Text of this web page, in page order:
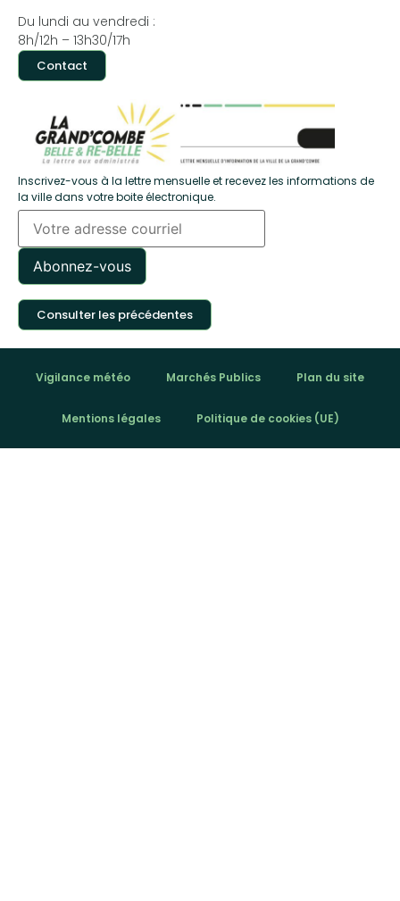
Du lundi au vendredi :
8h/12h – 13h30/17h
Contact
Inscrivez-vous à la lettre mensuelle et recevez les informations de
la ville dans votre boite électronique.
Consulter les précédentes
Vigilance météo Marchés Publics Plan du site
Mentions légales Politique de cookies (UE)